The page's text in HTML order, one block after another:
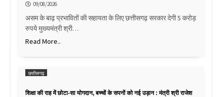
09/08/2026
असम के बाढ़ प्रभावितों की सहायता के लिए छत्तीसगढ़ सरकार देगी 5 करोड़
रुपये मुख्यमंत्री श्री…
Read More..
छत्तीसगढ़
शिक्षा की राह में छोटा-सा योगदान, बच्चों के सपनों को नई उड़ान : मंत्री श्री राजेश